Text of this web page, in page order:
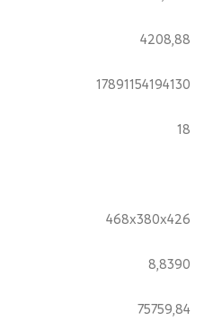
4208,88
17891154194130
18
468x380x426
8,8390
75759,84